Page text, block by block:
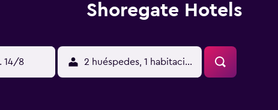
Shoregate Hotels
14/8 2 huéspedes, 1 habitación